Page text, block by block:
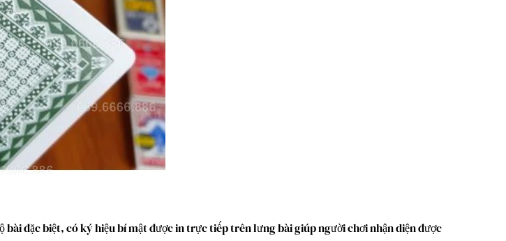
bài đặc biệt, có ký hiệu bí mật được in trực tiếp trên lưng bài giúp người chơi nhận diện được